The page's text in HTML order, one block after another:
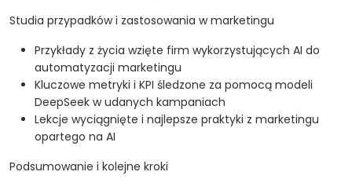
Studia przypadków i zastosowania w marketingu
Przykłady z życia wzięte firm wykorzystujących AI do
automatyzacji marketingu
Kluczowe metryki i KPI śledzone za pomocą modeli
DeepSeek w udanych kampaniach
Lekcje wyciągnięte i najlepsze praktyki z marketingu
opartego na AI
Podsumowanie i kolejne kroki